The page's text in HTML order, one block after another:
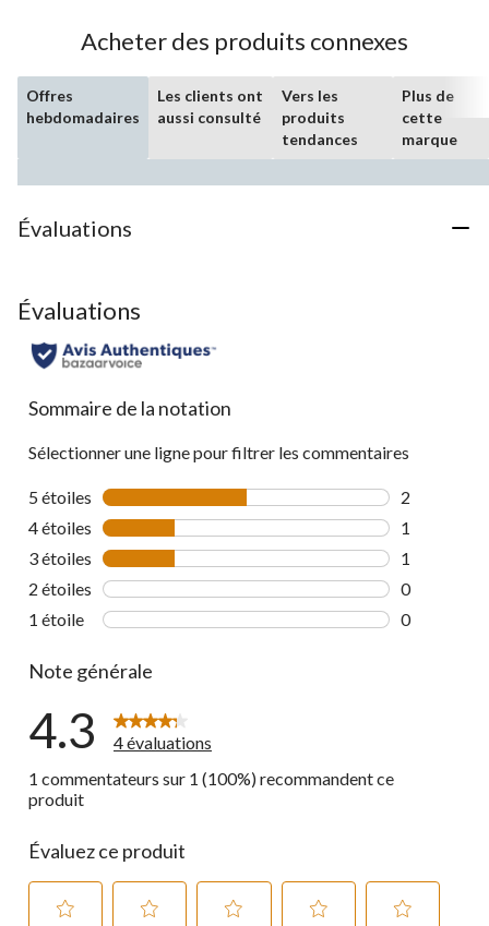
Acheter des produits connexes
Offres
hebdomadaires
Les clients ont
aussi consulté
Vers les
produits
tendances
Plus de
cette
marque
Évaluations
Évaluations
Sommaire de la notation
Sélectionner une ligne pour filtrer les commentaires
5 étoiles étoiles
2
4 étoiles étoiles
1
3 étoiles étoiles
1
2 étoiles étoiles
0
1 étoile étoiles
0
Note générale
4.3
4 évaluations
1 commentateurs sur 1 (100%) recommandent ce
produit
Évaluez ce produit